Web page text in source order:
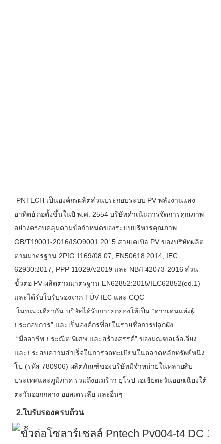
PNTECH เป็นองค์กรผลิตส่วนประกอบระบบ PV พลังงานแสง
อาทิตย์ ก่อตั้งขึ้นในปี พ.ศ. 2554 บริษัทดำเนินการจัดการคุณภาพ
อย่างครอบคลุมตามข้อกำหนดของระบบบริหารคุณภาพ
GB/T19001-2016/ISO9001:2015 สายเคเบิล PV ของบริษัทผลิต
ตามมาตรฐาน 2PfG 1169/08.07, EN50618:2014, IEC
62930:2017, PPP 11029A:2019 และ NB/T42073-2016 ส่วน
ขั้วต่อ PV ผลิตตามมาตรฐาน EN62852:2015/IEC62852(ed.1)
และได้รับใบรับรองจาก TÜV IEC และ CQC
ประกอบการ” และเป็นองค์กรที่อยู่ในรายชื่อการปลูกฝัง
และประสบความสำเร็จในการจดทะเบียนในตลาดหลักทรัพย์หนิง
โป (รหัส 780906) ผลิตภัณฑ์ของบริษัทมีจำหน่ายในหลายสิบ
ประเทศและภูมิภาค รวมถึงอเมริกา ยุโรป เอเชียตะวันออกเฉียงใต้
ตะวันออกกลาง ออสเตรเลีย และอื่นๆ
2.ใบรับรองครบถ้วน